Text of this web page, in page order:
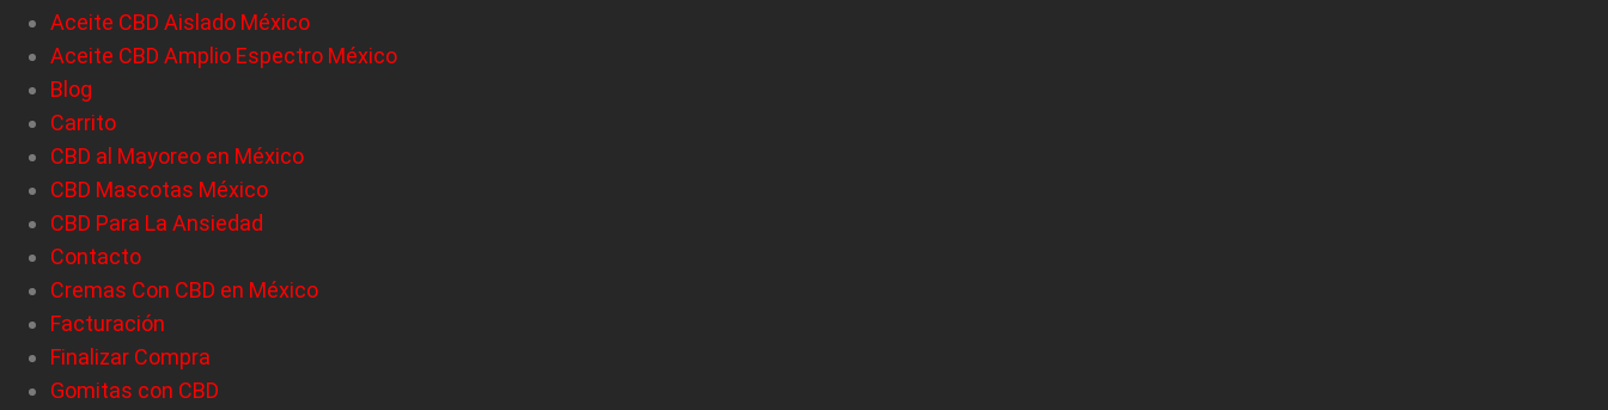
Aceite CBD Aislado México
Aceite CBD Amplio Espectro México
Blog
Carrito
CBD al Mayoreo en México
CBD Mascotas México
CBD Para La Ansiedad
Contacto
Cremas Con CBD en México
Facturación
Finalizar Compra
Gomitas con CBD